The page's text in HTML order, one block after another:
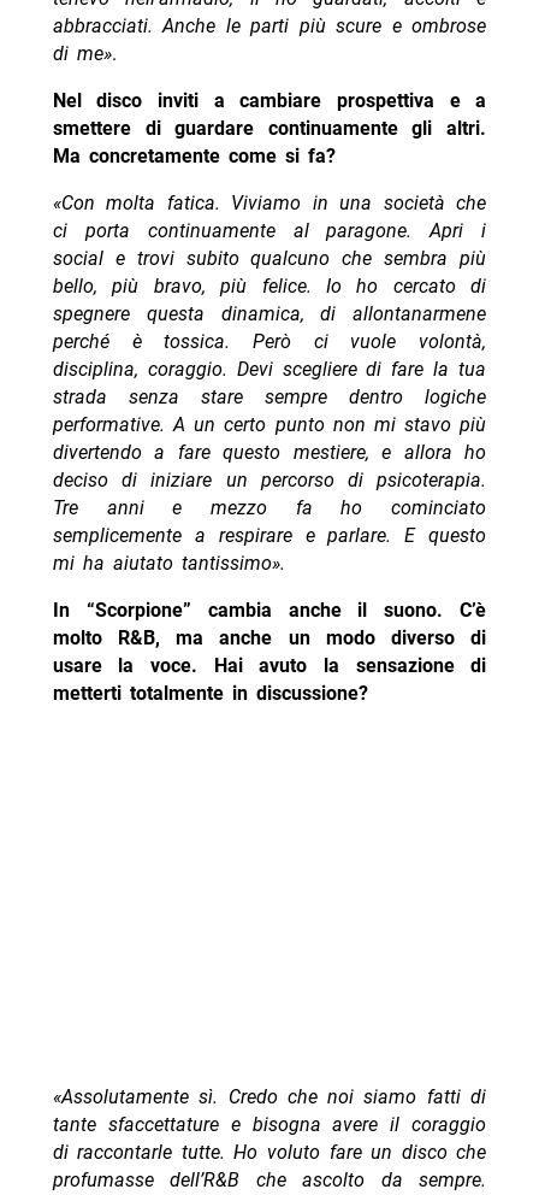
abbracciati. Anche le parti più scure e ombrose
di me».
Nel disco inviti a cambiare prospettiva e a
smettere di guardare continuamente gli altri.
Ma concretamente come si fa?
«Con molta fatica. Viviamo in una società che
ci porta continuamente al paragone. Apri i
social e trovi subito qualcuno che sembra più
bello, più bravo, più felice. Io ho cercato di
spegnere questa dinamica, di allontanarmene
perché è tossica. Però ci vuole volontà,
disciplina, coraggio. Devi scegliere di fare la tua
strada senza stare sempre dentro logiche
performative. A un certo punto non mi stavo più
divertendo a fare questo mestiere, e allora ho
deciso di iniziare un percorso di psicoterapia.
Tre anni e mezzo fa ho cominciato
semplicemente a respirare e parlare. E questo
mi ha aiutato tantissimo».
In “Scorpione” cambia anche il suono. C’è
molto R&B, ma anche un modo diverso di
usare la voce. Hai avuto la sensazione di
metterti totalmente in discussione?
«Assolutamente sì. Credo che noi siamo fatti di
tante sfaccettature e bisogna avere il coraggio
di raccontarle tutte. Ho voluto fare un disco che
profumasse dell’R&B che ascolto da sempre.